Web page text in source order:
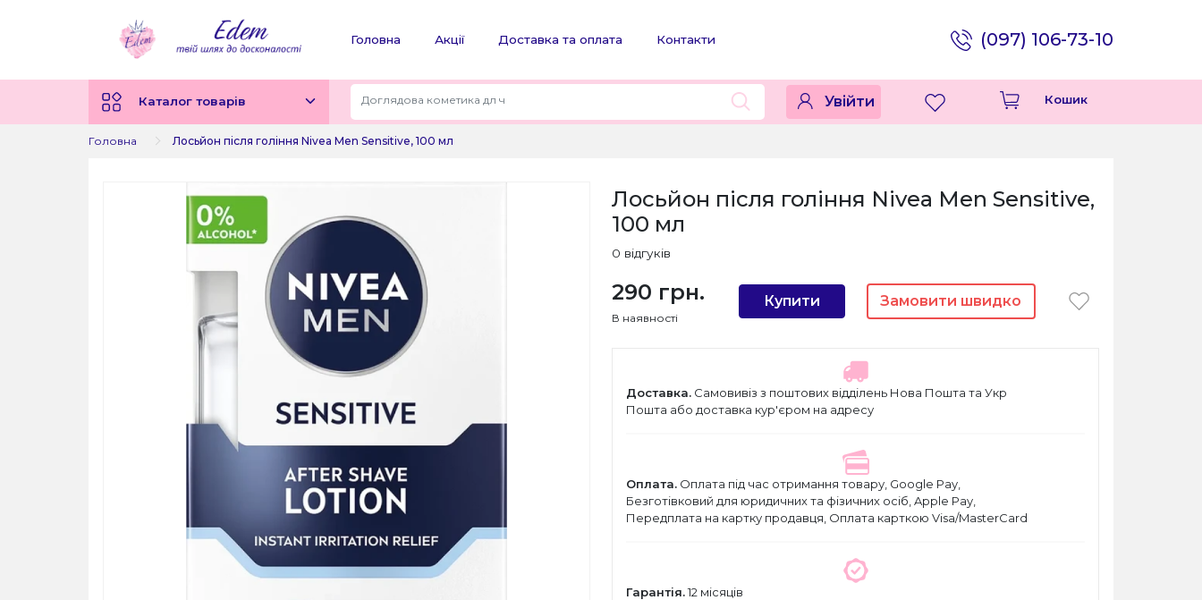
Головна Акції Доставка та оплата Контакти (097) 106-73-10
Каталог товарів Увійти Кошик
Головна Лосьйон після гоління Nivea Men Sensitive, 100 мл
Лосьйон після гоління Nivea Men Sensitive,
100 мл
0 відгуків
290 грн.
В наявності
Купити Замовити швидко
Доставка. Самовивіз з поштових відділень Нова Пошта та Укр
Пошта або доставка кур'єром на адресу
Оплата. Оплата під час отримання товару, Google Pay,
Безготівковий для юридичних та фізичних осіб, Apple Pay,
Передплата на картку продавця, Оплата карткою Visa/MasterCard
Гарантія.12 місяців